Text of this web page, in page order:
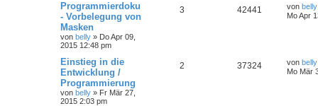
Programmierdoku
- Vorbelegung von
Masken
von belly » Do Apr 09,
2015 12:48 pm
3 42441 von belly
Mo Apr
Einstieg in die
Entwicklung /
Programmierung
von belly » Fr Mär 27,
2015 2:03 pm
2 37324 von belly
Mo Mär